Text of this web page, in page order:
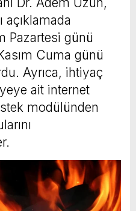
açıklamada
Pazartesi günü
Cuma günü
Ayrıca, ihtiyaç
ait internet
modülünden